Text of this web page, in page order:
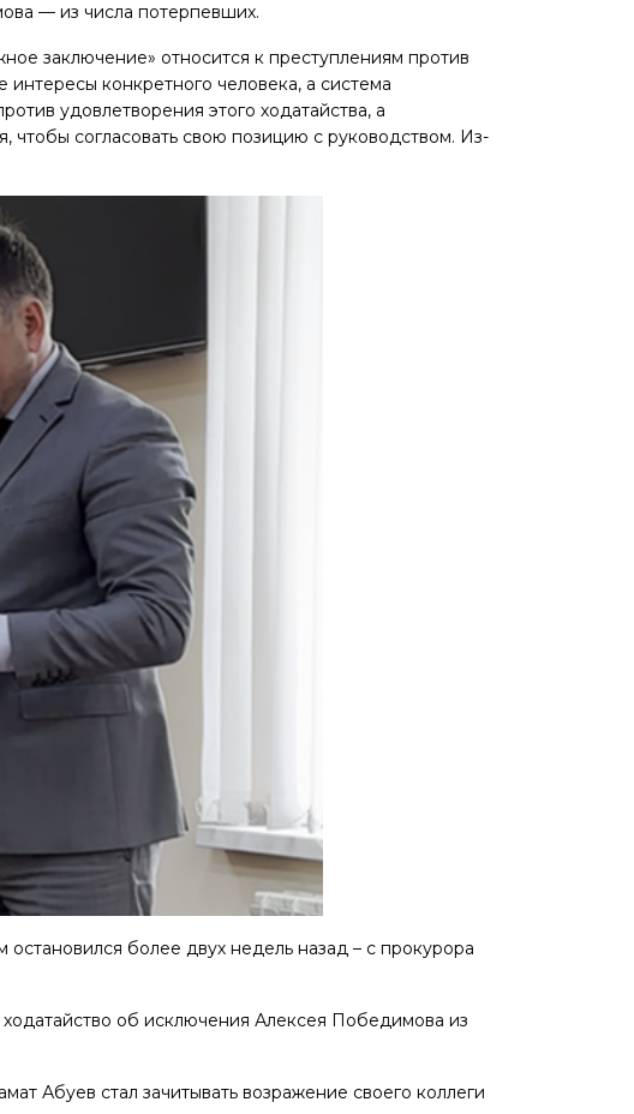
— из числа потерпевших.
заключение» относится к преступлениям против
конкретного человека, а система
удовлетворения этого ходатайства, а
чтобы согласовать свою позицию с руководством. Из-
более двух недель назад – с прокурора
об исключения Алексея Победимова из
Абуев стал зачитывать возражение своего коллеги